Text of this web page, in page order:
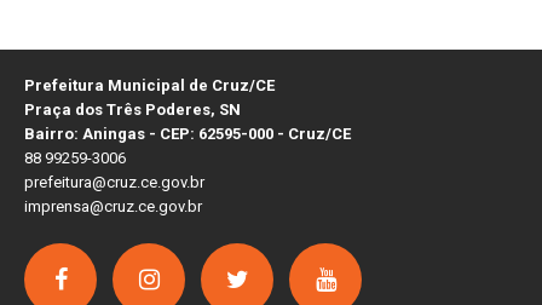
Prefeitura Municipal de Cruz/CE
Praça dos Três Poderes, SN
Bairro: Aningas - CEP: 62595-000 - Cruz/CE
88 99259-3006
prefeitura@cruz.ce.gov.br
imprensa@cruz.ce.gov.br